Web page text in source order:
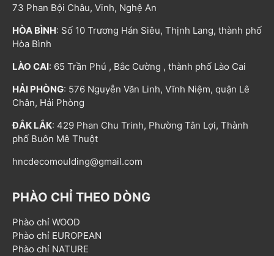
73 Phan Bội Châu, Vinh, Nghệ An
HÒA BÌNH: Số 10 Trương Hán Siêu, Thịnh Lang, thành phố
Hòa Bình
LÀO CAI: 65 Trần Phú , Bắc Cường , thành phố Lào Cai
HẢI PHÒNG: 576 Nguyễn Văn Linh, Vĩnh Niệm, quận Lê
Chân, Hải Phòng
ĐẮK LẮK: 429 Phan Chu Trinh, Phường Tân Lợi, Thành
phố Buôn Mê Thuột
hncdecomoulding@gmail.com
PHÀO CHỈ THEO DÒNG
Phào chỉ WOOD
Phào chỉ EUROPEAN
Phào chỉ NATURE